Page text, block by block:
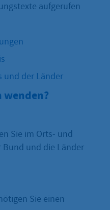
aufgerufen
und der Länder
wenden?
Sie im Orts- und
Bund und die Länder
Sie einen